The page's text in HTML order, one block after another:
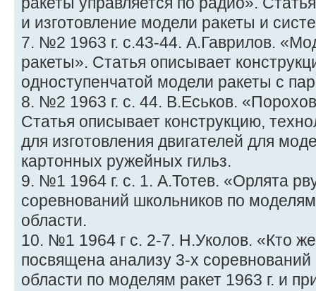
и изготовление модели ракеты и
7. №2 1963 г. с.43-44. А.Гаврилов.
ракеты». Статья описывает
одноступенчатой модели ракеты с
8. №2 1963 г. с. 44. В.Еськов.
Статья описывает конструкцию,
для изготовления двигателей для
картонных ружейных гильз.
9. №1 1964 г. с. 1. А.Тотев. «Орлята
соревнований школьников по
области.
10. №1 1964 г с. 2-7. Н.Уколов. «Кто
посвящена анализу 3-х
области по моделям ракет 1963 г. и